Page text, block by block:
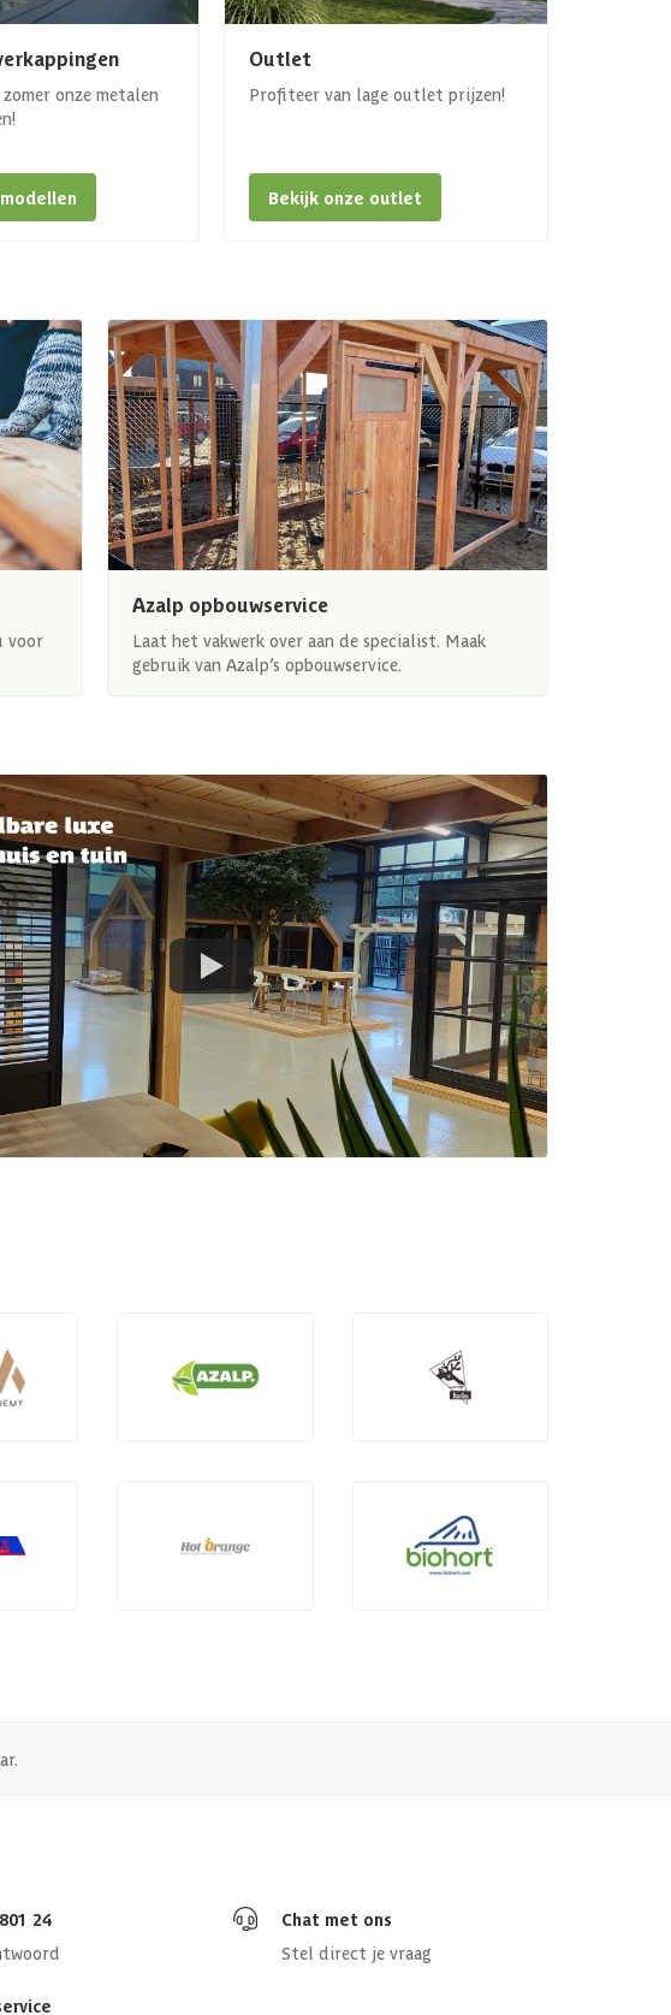
onze metalen
Outlet
Profiteer van lage outlet prijzen!
Bekijk onze outlet
voor
Azalp opbouwservice
Laat het vakwerk over aan de specialist. Maak
gebruik van Azalp’s opbouwservice.
24
Chat met ons
Stel direct je vraag